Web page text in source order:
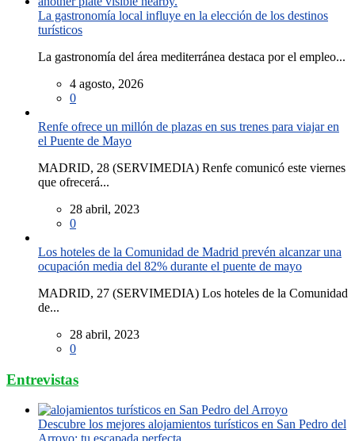
La gastronomía local influye en la elección de los destinos
turísticos
La gastronomía del área mediterránea destaca por el empleo...
4 agosto, 2026
0
Renfe ofrece un millón de plazas en sus trenes para viajar en
el Puente de Mayo
MADRID, 28 (SERVIMEDIA) Renfe comunicó este viernes
que ofrecerá...
28 abril, 2023
0
Los hoteles de la Comunidad de Madrid prevén alcanzar una
ocupación media del 82% durante el puente de mayo
MADRID, 27 (SERVIMEDIA) Los hoteles de la Comunidad
de...
28 abril, 2023
0
Entrevistas
Descubre los mejores alojamientos turísticos en San Pedro del